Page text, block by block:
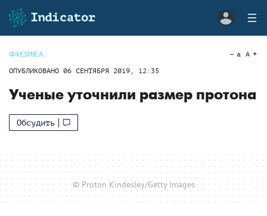
ФИЗИКА
ОПУБЛИКОВАНО 06 СЕНТЯБРЯ 2019, 12:35
a A
Ученые уточнили размер протона
Обсудить
© Proton Kindesley/Getty Images